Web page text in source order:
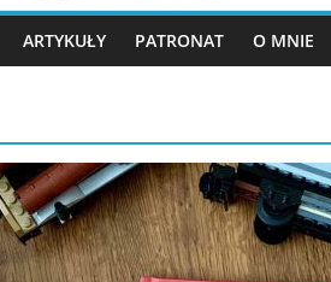
ARTYKUŁY PATRONAT O MNIE